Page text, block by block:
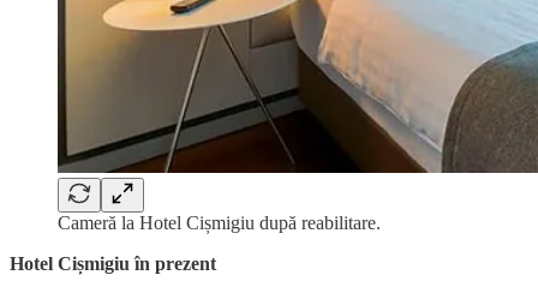
Cameră la Hotel Cișmigiu după reabilitare.
Hotel Cișmigiu în prezent